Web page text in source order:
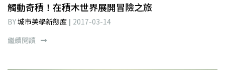
觸動奇積！在積木世界展開冒險之旅
BY城市美學新態度
2017-03-14
繼續閱讀